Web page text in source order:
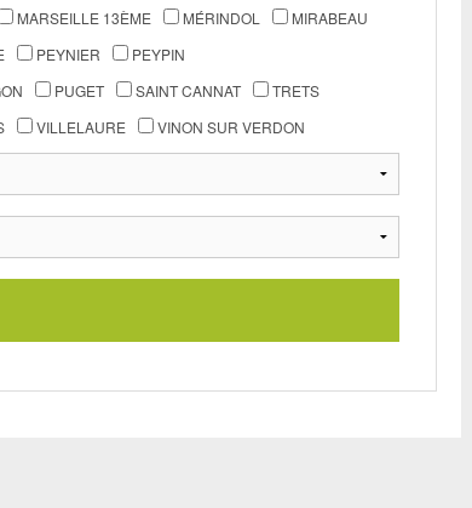
MARSEILLE 13ÈME MÉRINDOL
MIRABEAU
PEYNIER
PEYPIN
PUGET SAINT CANNAT
TRETS
VILLELAURE VINON SUR VERDON